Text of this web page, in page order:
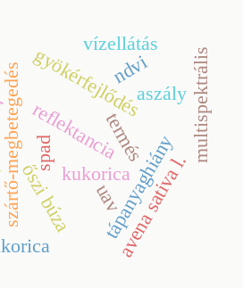
kukorica
szártő-megbetegedésreflektancia
tápanyaghiány
termés
avena sativa l.
gyökérfejlődés
ndvi
spad
uav
multispektrális
őszi búza
aszály
vízellátás